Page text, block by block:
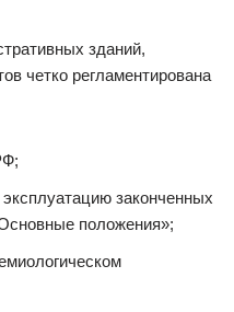
зданий,
четко регламентирована
законченных
положения»;